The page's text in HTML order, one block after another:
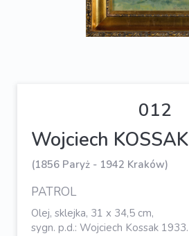
012
Wojciech KOSSAK
(1856 Paryż - 1942 Kraków)
PATROL
Olej, sklejka, 31 x 34,5 cm,
sygn. p.d.: Wojciech Kossak 1933.